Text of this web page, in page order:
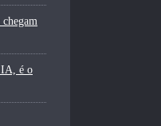
IA, é o